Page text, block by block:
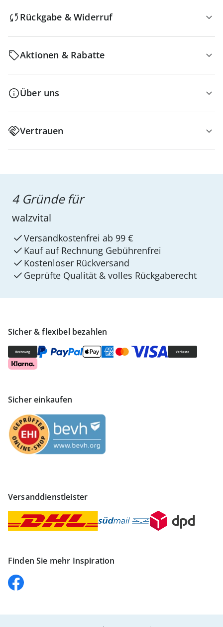
Rückgabe & Widerruf
Aktionen & Rabatte
Über uns
Vertrauen
Sicher & flexibel bezahlen
Sicher einkaufen
Versanddienstleister
Finden Sie mehr Inspiration
4 Gründe für
walzvital
Versandkostenfrei ab 99 €
Kauf auf Rechnung Gebührenfrei
Kostenloser Rückversand
Geprüfte Qualität & volles Rückgaberecht